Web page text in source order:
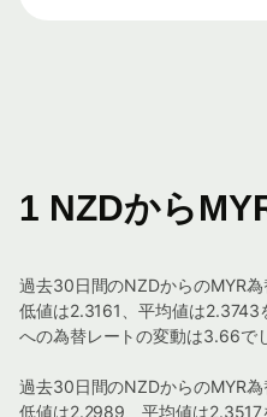
1 NZDから
過去30日間のNZDからのMYR
低値は2.3161、平均値は2.3743
への為替レートの変動は3.66で
過去30日間のNZDからのMYR
低値は2.2989、平均値は